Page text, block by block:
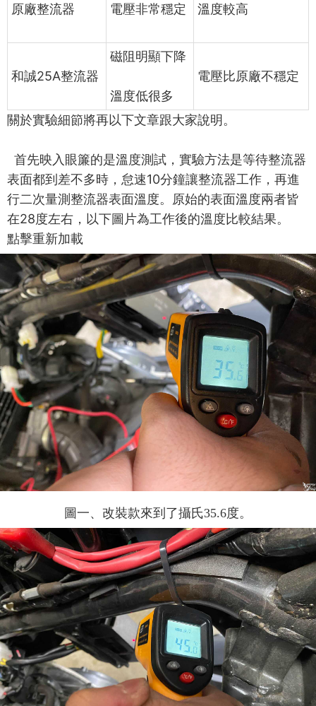
原廠整流器 電壓非常穩定 溫度較高
和誠25A整流器
磁阻明顯下降
溫度低很多
電壓比原廠不穩定
關於實驗細節將再以下文章跟大家說明。
首先映入眼簾的是溫度測試，實驗方法是等待整流器
表面都到差不多時，怠速10分鐘讓整流器工作，再進
行二次量測整流器表面溫度。原始的表面溫度兩者皆
在28度左右，以下圖片為工作後的溫度比較結果。
點擊重新加載
圖一、改裝款來到了攝氏35.6度。